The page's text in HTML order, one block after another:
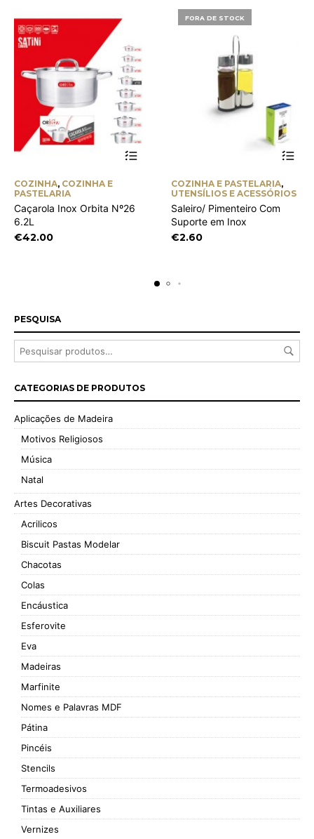
COZINHA, COZINHA E
PASTELARIA
Caçarola Inox Orbita Nº26
6.2L
€42.00
FORA DE STOCK
COZINHA E PASTELARIA,
UTENSÍLIOS E ACESSÓRIOS
Saleiro/ Pimenteiro Com
Suporte em Inox
€2.60
PESQUISA
CATEGORIAS DE PRODUTOS
Aplicações de Madeira
Motivos Religiosos
Música
Natal
Artes Decorativas
Acrilicos
Biscuit Pastas Modelar
Chacotas
Colas
Encáustica
Esferovite
Eva
Madeiras
Marfinite
Nomes e Palavras MDF
Pátina
Pincéis
Stencils
Termoadesivos
Tintas e Auxiliares
Vernizes